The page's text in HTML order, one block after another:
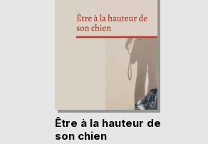
Être à la hauteur de
son chien